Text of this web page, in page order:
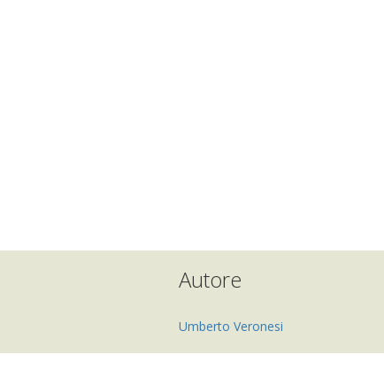
Autore
Umberto Veronesi